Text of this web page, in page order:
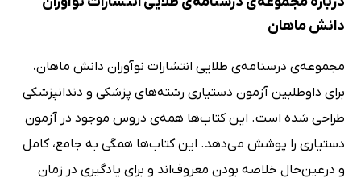
دانش ماهان
مجموعه‌ی درسنامه‌ی طلایی انتشارات نوآوران دانش ماهان،
برای داوطلبین آزمون دستیاری رشته‌های پزشکی و دندانپزشکی
طراحی شده است. این کتاب‌ها همه‌ی دروس موجود در آزمون
دستیاری را پوشش می‌دهد. این کتاب‌ها همگی به جامع، کامل
و درعین‌حال خلاصه بودن معروف‌اند و برای یادگیری در زمان